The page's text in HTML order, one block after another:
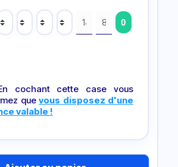
cochant cette case vous
que vous disposez d'une
valable !